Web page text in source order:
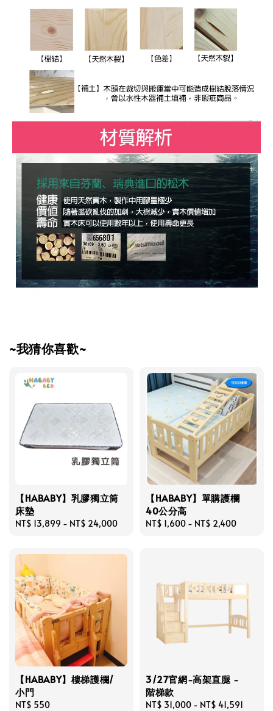
~我猜你喜歡~
【HABABY】乳膠獨立筒
床墊
Regular
NT$ 13,899 - NT$ 24,000
【HABABY】單購護欄
40公分高
Regular
NT$ 1,600 - NT$ 2,400
【HABABY】樓梯護欄/
小門
Regular
NT$ 550
3/27官網-高架直腿 -
階梯款
Regular
NT$ 31,000 - NT$ 41,591